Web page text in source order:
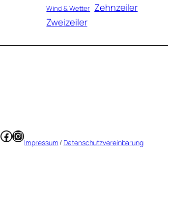
Wind & Wetter Zehnzeiler
Zweizeiler
Facebook
Instagram
Impressum / Datenschutzvereinbarung